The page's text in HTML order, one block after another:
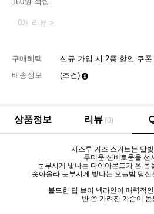
0개 리뷰 >
구매혜택
신규 가입 시 2종 할인 쿠폰
배송정보
(조건)
상품정보 리뷰 (0)
시스루 거즈 스커트는 달
무더운 신비로움을 선
눈부시게 빛나는 다이아몬드가 온 몸
솟아올라 눈부시게 빛나는 오늘밤 당
볼드한 딥 브이 넥라인이 매력적
반 쯤 가려진 가슴이